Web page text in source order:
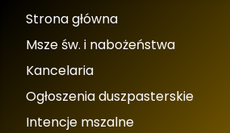
Strona główna
Msze św. i nabożeństwa
Kancelaria
Ogłoszenia duszpasterskie
Intencje mszalne